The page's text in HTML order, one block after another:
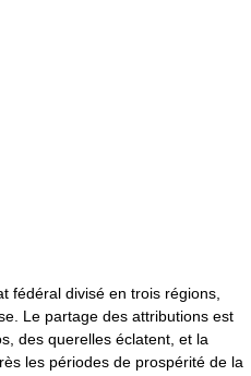
fédéral divisé en trois régions,
Le partage des attributions est
des querelles éclatent, et la
les périodes de prospérité de la